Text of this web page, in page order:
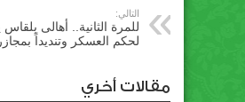
التالي:
للمرة الثانية.. أهالى
لحكم العسكر وتنديداً
مقالات أخري